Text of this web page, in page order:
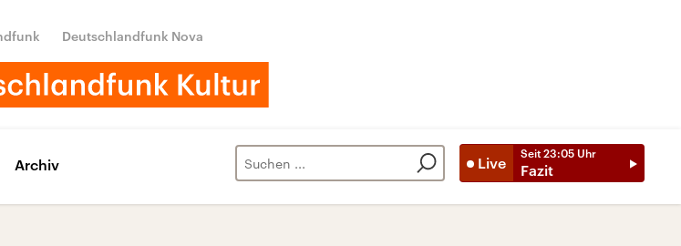
Deutschlandfunk Nova
Live
Seit 23:05 Uhr
Fazit
Archiv